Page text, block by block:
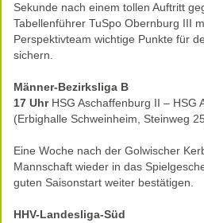
Sekunde nach einem tollen Auftritt
Tabellenführer TuSpo Obernburg III
Perspektivteam wichtige Punkte für
sichern.
Männer-Bezirksliga B
17 UhrHSG Aschaffenburg II – HSG
(Erbighalle Schweinheim, Steinweg
Eine Woche nach der Golwischer
Mannschaft wieder in das
guten Saisonstart weiter bestätigen.
HHV-Landesliga-Süd